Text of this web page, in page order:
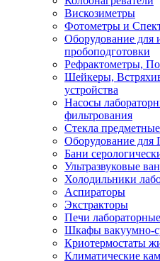
Вискозиметры
Фотометры и
Оборудование для
пробоподготовки
Рефрактометры,
Шейкеры,
устройства
Насосы
фильтрования
Стекла
Оборудование для
Бани
Ультразвуковые
Холодильники
Аспираторы
Экстракторы
Печи лабораторные
Шкафы вакуумно-
Криотермостаты
Климатические